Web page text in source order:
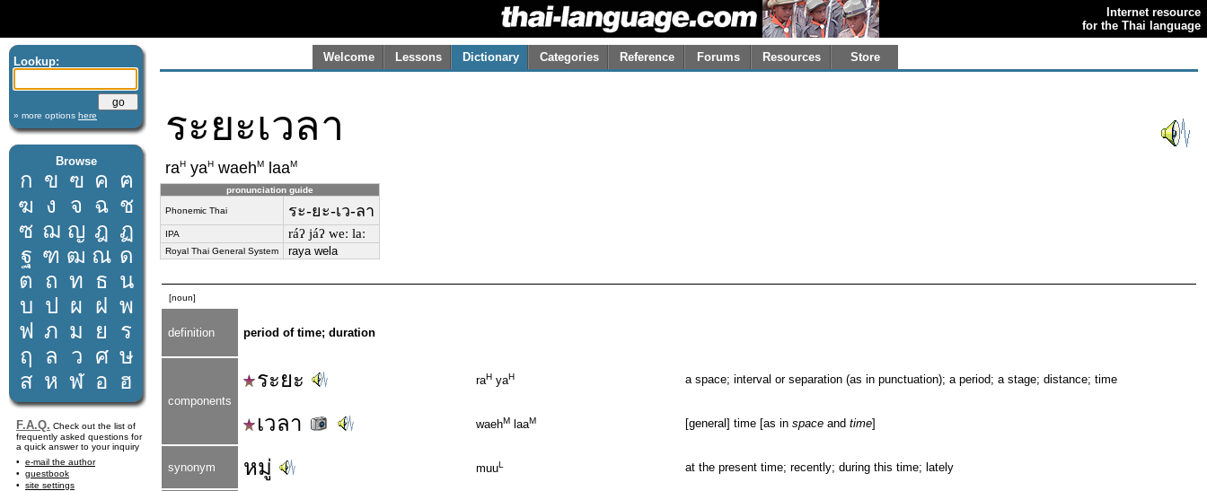
Internet resource
for the Thai language
Lookup:
» more options here
Browse
ก ข ฃ ค ฅ
ฆ ง จ ฉ ช
ซ ฌ ญ ฎ ฏ
ฐ ฑ ฒ ณ ด
ต ถ ท ธ น
บ ป ผ ฝ พ
ฟ ภ ม ย
ร
ฤ
ล ว ศ ษ
ส ห ฬ อ ฮ
F.A.Q. Check out the list of
frequently asked questions for
a quick answer to your inquiry
e-mail the author
guestbook
site settings
Welcome Lessons Dictionary Categories Reference Forums Resources Store
ระยะเวลา
raH yaH waehM laaM
pronunciation guide
Phonemic Thai ระ-ยะ-เว-ลา
IPA ráʔ jáʔ weː laː
Royal Thai General System raya wela
[noun]
definition period of time; duration
components
ระยะ raH yaH a space; interval or separation (as in punctuation); a period; a stage; distance; time
เวลา waehM laaM [general] time [as in space and time]
synonym หมู่ muuL at the present time; recently; during this time; lately